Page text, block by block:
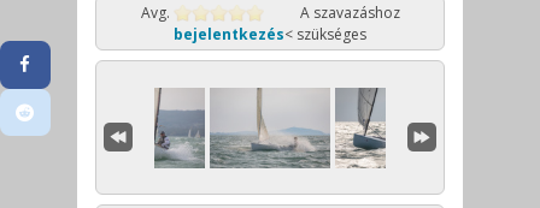
Avg.
A szavazáshoz
bejelentkezés< szükséges